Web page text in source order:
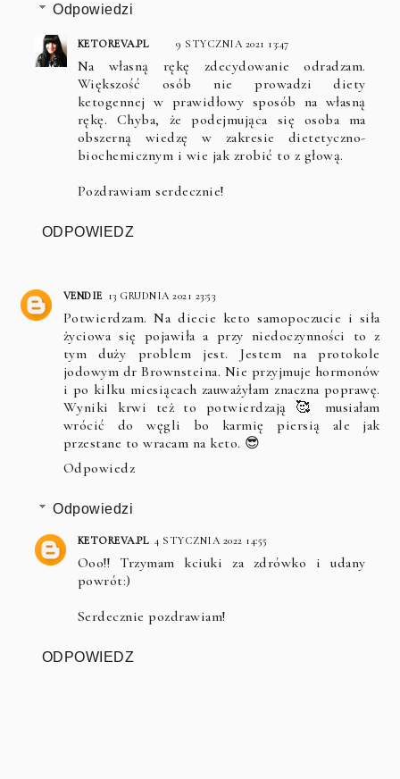
Odpowiedzi
KETOREVA.PL 9 STYCZNIA 2021 13:47
Na własną rękę zdecydowanie odradzam.
Większość osób nie prowadzi diety
ketogennej w prawidłowy sposób na własną
rękę. Chyba, że podejmująca się osoba ma
obszerną wiedzę w zakresie dietetyczno-
biochemicznym i wie jak zrobić to z głową.
Pozdrawiam serdecznie!
ODPOWIEDZ
VENDIE 13 GRUDNIA 2021 23:53
Potwierdzam. Na diecie keto samopoczucie i siła
życiowa się pojawiła a przy niedoczynności to z
tym duży problem jest. Jestem na protokole
jodowym dr Brownsteina. Nie przyjmuje hormonów
i po kilku miesiącach zauważyłam znaczna poprawę.
Wyniki krwi też to potwierdzają 🥰 musiałam
wrócić do węgli bo karmię piersią ale jak
przestane to wracam na keto. 😎
Odpowiedz
Odpowiedzi
KETOREVA.PL 4 STYCZNIA 2022 14:55
Ooo!! Trzymam kciuki za zdrówko i udany
powrót:)
Serdecznie pozdrawiam!
ODPOWIEDZ